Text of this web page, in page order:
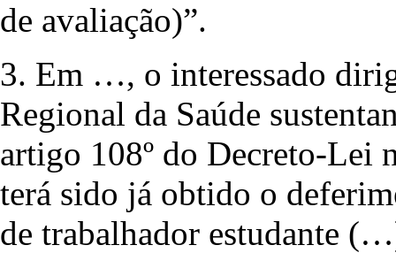
de avaliação)”.
3. Em …, o interessado
Regional da Saúde
artigo 108º do Decreto-Lei
terá sido já obtido o
de trabalhador estudante